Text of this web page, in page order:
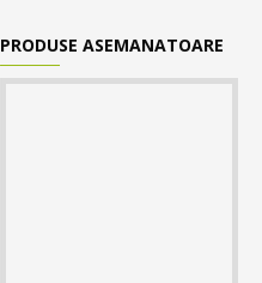
PRODUSE ASEMANATOARE